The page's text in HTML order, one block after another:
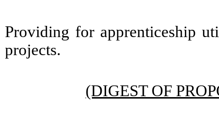
Providing for apprenticeship
projects.
(DIGEST OF